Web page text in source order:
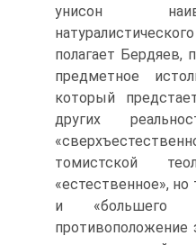
унисон
полагает Бердяев,
предметное
который
других
томистской
«естественное»,
и «большего